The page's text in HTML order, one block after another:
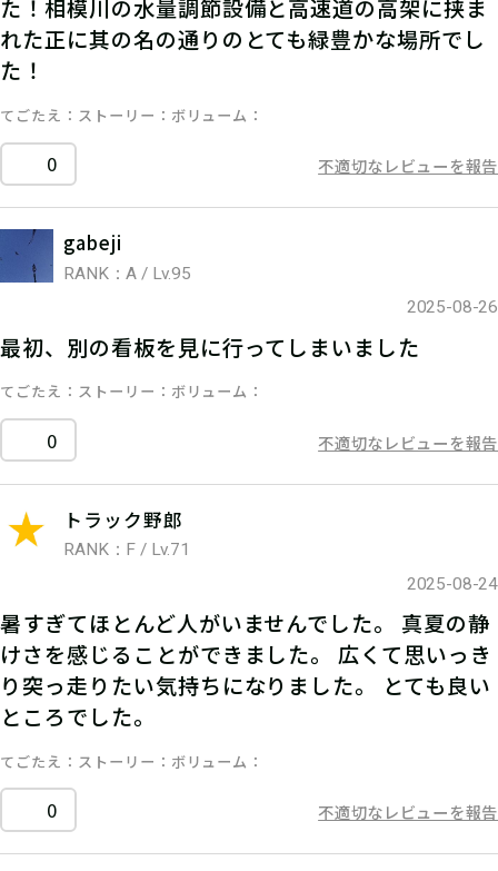
た！相模川の水量調節設備と高速道の高架に挟ま
れた正に其の名の通りのとても緑豊かな場所でし
た！
てごたえ ストーリー ボリューム
0 不適切なレビューを報告
gabeji
RANK：A / Lv.95
2025-08-26
最初、別の看板を見に行ってしまいました
てごたえ ストーリー ボリューム
0 不適切なレビューを報告
トラック野郎
RANK：F / Lv.71
2025-08-24
暑すぎてほとんど人がいませんでした。 真夏の静
けさを感じることができました。 広くて思いっき
り突っ走りたい気持ちになりました。 とても良い
ところでした。
てごたえ ストーリー ボリューム
0 不適切なレビューを報告